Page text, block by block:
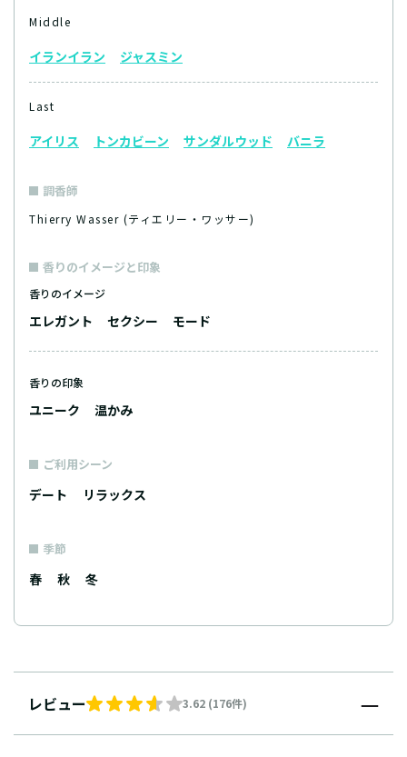
Middle
イランイラン ジャスミン
Last
アイリス トンカビーン サンダルウッド バニラ
調香師
Thierry Wasser (ティエリー・ワッサー)
香りのイメージと印象
香りのイメージ
エレガント セクシー モード
香りの印象
ユニーク 温かみ
ご利用シーン
デート リラックス
季節
春 秋 冬
レビュー 3.62 (176件)